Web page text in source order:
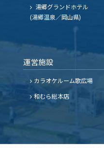
湯郷グランドホテル
(湯郷温泉／岡山県)
運営施設
カラオケルーム歌広場
和むら総本店